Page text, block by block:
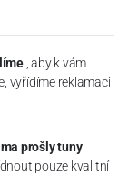
, aby k vám
vyřídíme reklamaci
prošly tuny
pouze kvalitní